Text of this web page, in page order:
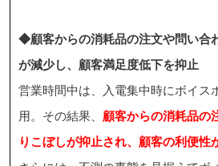
◆顧客からの消耗品の注文や問い合
が減少し、顧客満足度低下を抑止
営業時間中は、入電集中時にボイス
用。その結果、 顧客からの消耗品の
りこぼしが抑止され、顧客の利便性